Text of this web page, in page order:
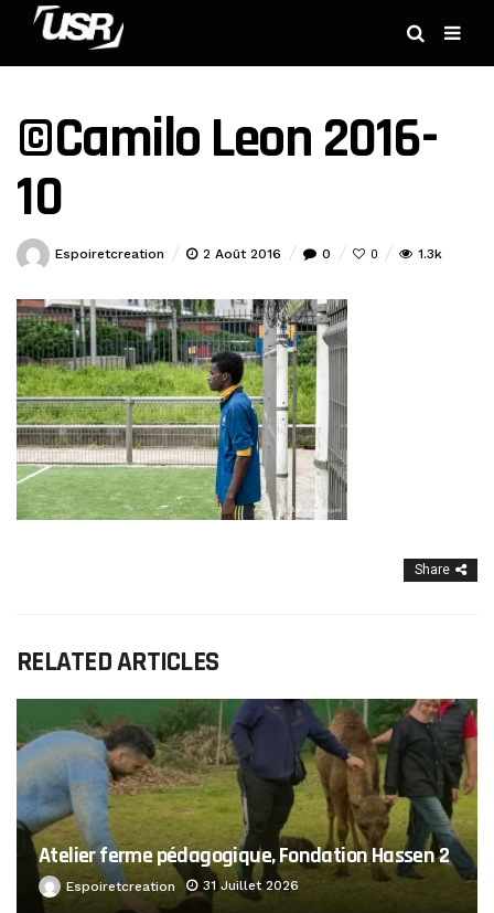
©Camilo Leon 2016-
10
Espoiretcreation 2 Août 2016 0 0 1.3k
Share
RELATED ARTICLES
Atelier ferme pédagogique, Fondation Hassen 2
Espoiretcreation 31 Juillet 2026